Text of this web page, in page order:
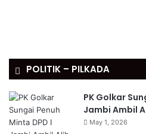
POLITIK – PILKADA
PK Golkar
Jambi Ambil
May 1, 2026